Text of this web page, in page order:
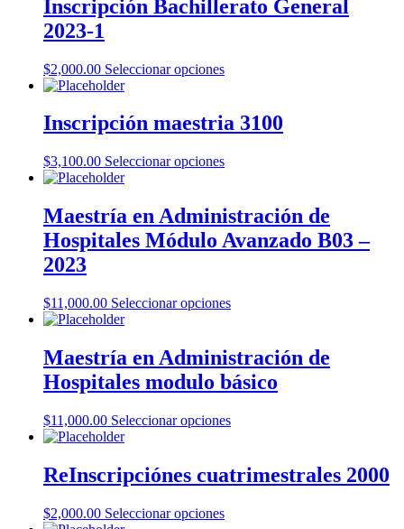
Inscripción Bachillerato General
2023-1
$2,000.00 Seleccionar opciones
Inscripción maestria 3100
$3,100.00 Seleccionar opciones
Maestría en Administración de
Hospitales Módulo Avanzado B03 –
2023
$11,000.00 Seleccionar opciones
Maestría en Administración de
Hospitales modulo básico
$11,000.00 Seleccionar opciones
ReInscripciónes cuatrimestrales 2000
$2,000.00 Seleccionar opciones